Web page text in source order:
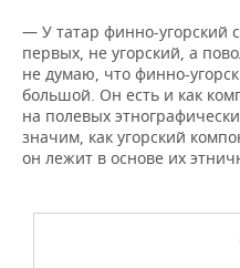
— У татар финно-угорский
первых, не угорский, а
не думаю, что финно-
большой. Он есть и как
на полевых
значим, как угорский
он лежит в основе их